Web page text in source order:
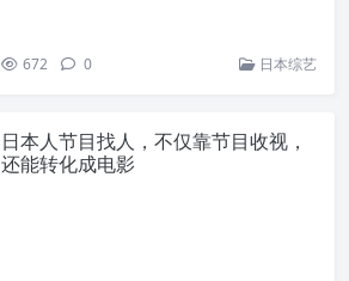
672 0 日本综艺
日本人节目找人，不仅靠节目收视，
还能转化成电影